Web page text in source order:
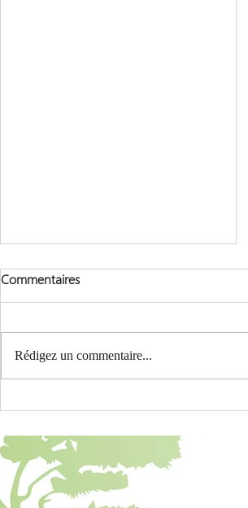
Yúnnán Bái Yào (云南白药)
Commentaires
Rédigez un commentaire...